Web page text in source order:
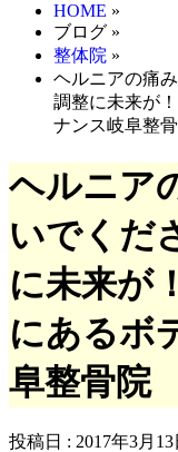
HOME »
ブログ »
整体院 »
ヘルニアの痛
調整に未来が
ナンス岐阜整
ヘルニア
いでくだ
に未来が
にあるボ
阜整骨院
投稿日 : 2017年3月13